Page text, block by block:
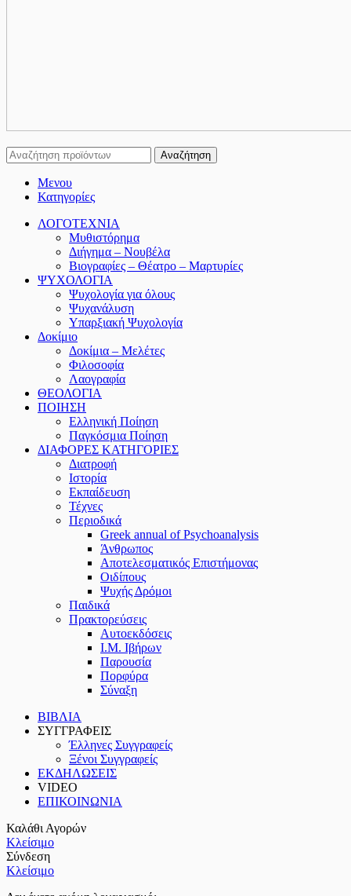
Αναζήτηση
Μενου
Κατηγορίες
ΛΟΓΟΤΕΧΝΙΑ
Μυθιστόρημα
Διήγημα – Νουβέλα
Βιογραφίες – Θέατρο – Μαρτυρίες
ΨΥΧΟΛΟΓΙΑ
Ψυχολογία για όλους
Ψυχανάλυση
Υπαρξιακή Ψυχολογία
Δοκίμιο
Δοκίμια – Μελέτες
Φιλοσοφία
Λαογραφία
ΘΕΟΛΟΓΙΑ
ΠΟΙΗΣΗ
Ελληνική Ποίηση
Παγκόσμια Ποίηση
ΔΙΑΦΟΡΕΣ ΚΑΤΗΓΟΡΙΕΣ
Διατροφή
Ιστορία
Εκπαίδευση
Τέχνες
Περιοδικά
Greek annual of Psychoanalysis
Άνθρωπος
Αποτελεσματικός Επιστήμονας
Οιδίπους
Ψυχής Δρόμοι
Παιδικά
Πρακτoρεύσεις
Αυτοεκδόσεις
Ι.Μ. Ιβήρων
Παρουσία
Πορφύρα
Σύναξη
ΒΙΒΛΙΑ
ΣΥΓΓΡΑΦΕΙΣ
Έλληνες Συγγραφείς
Ξένοι Συγγραφείς
ΕΚΔΗΛΩΣΕΙΣ
VIDEO
ΕΠΙΚΟΙΝΩΝΙΑ
Καλάθι Αγορών
Κλείσιμο
Σύνδεση
Κλείσιμο